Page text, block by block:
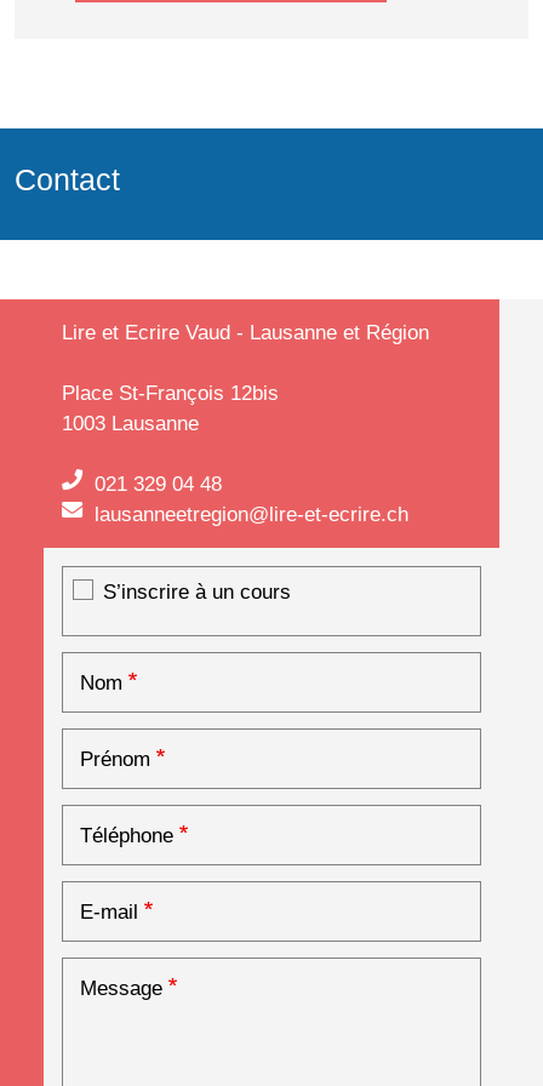
Contact
Lire et Ecrire Vaud - Lausanne et Région
Place St-François 12bis
1003 Lausanne
021 329 04 48
lausanneetregion@lire-et-ecrire.ch
Inscription à un cours
S’inscrire à un cours
Nom
Prénom
Téléphone
E-mail
Message